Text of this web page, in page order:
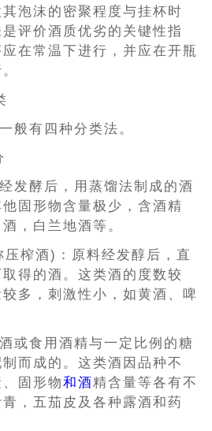
泡沫的密聚程度与挂杯时
评价酒质优劣的关键性指
在常温下进行，并应在开瓶
般有四种分类法。
发酵后，用蒸馏法制成的酒
固形物含量极少，含酒精
，白兰地酒等。
榨酒)：原料经发醇后，直
得的酒。这类酒的度数较
多，刺激性小，如黄酒、啤
或食用酒精与一定比例的糖
而成的。这类酒因品种不
固形物和酒精含量等各有不
，五茄皮及各种露酒和药